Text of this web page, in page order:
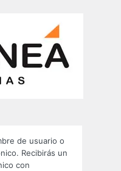
de usuario o
Recibirás un
con